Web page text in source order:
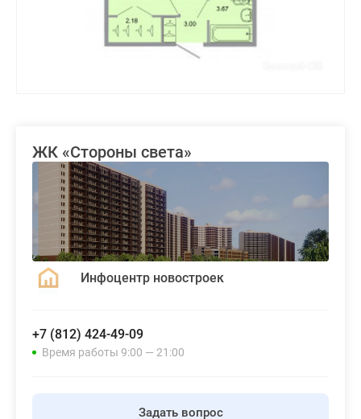
ЖК «Стороны света»
Инфоцентр новостроек
+7 (812) 424-49-09
Время работы 9:00 — 21:00
Задать вопрос